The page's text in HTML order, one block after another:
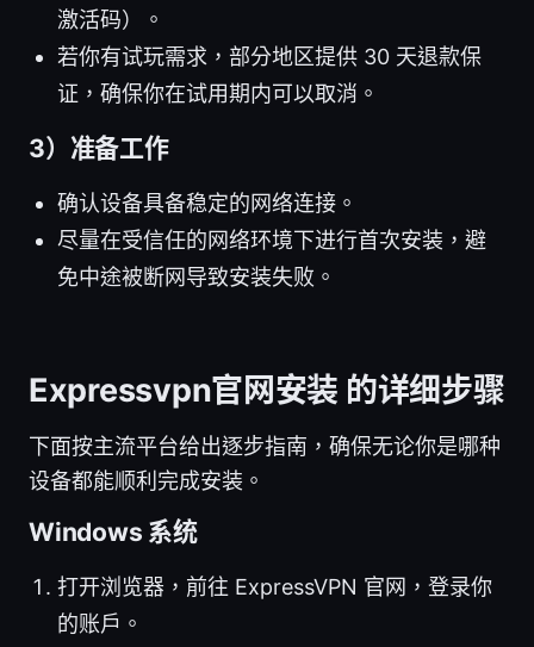
激活码）。
若你有试玩需求，部分地区提供 30 天退款保
证，确保你在试用期内可以取消。
3）准备工作
确认设备具备稳定的网络连接。
尽量在受信任的网络环境下进行首次安装，避
免中途被断网导致安装失败。
Expressvpn官网安装 的详细步骤
下面按主流平台给出逐步指南，确保无论你是哪种
设备都能顺利完成安装。
Windows 系统
打开浏览器，前往 ExpressVPN 官网，登录你
的账户。